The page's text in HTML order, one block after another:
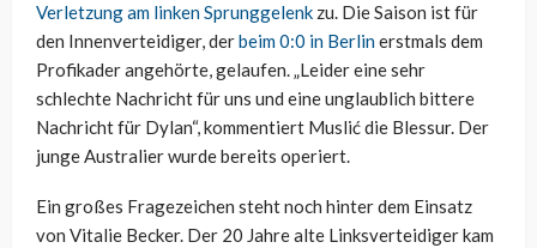
Verletzung am linken Sprunggelenk zu. Die Saison ist für
den Innenverteidiger, derbeim 0:0 in Berlinerstmals dem
Profikader angehörte, gelaufen. „Leider eine sehr
schlechte Nachricht für uns und eine unglaublich bittere
Nachricht für Dylan“, kommentiert Muslić die Blessur. Der
junge Australier wurde bereits operiert.
Ein großes Fragezeichen steht noch hinter dem Einsatz
von Vitalie Becker. Der 20 Jahre alte Linksverteidiger kam